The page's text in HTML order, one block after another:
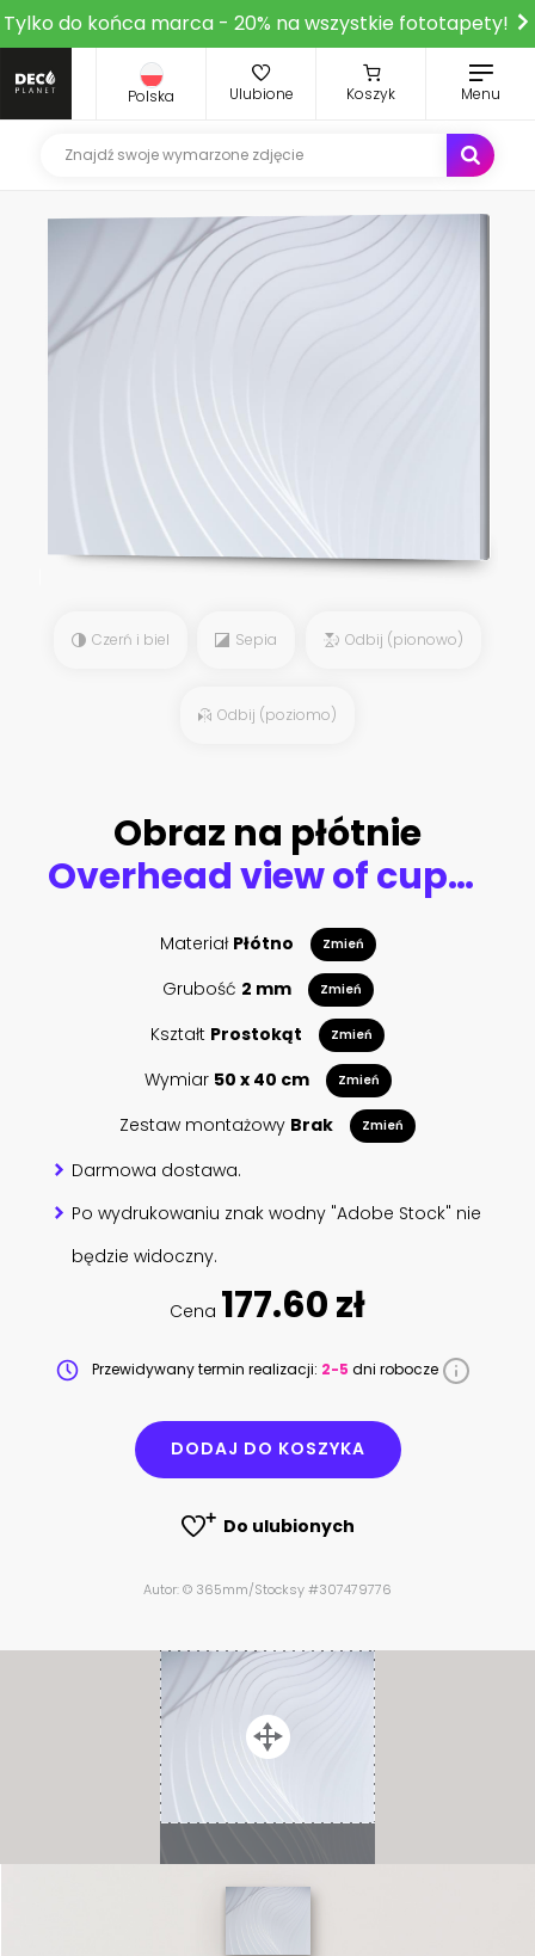
Tylko do końca marca - 20% na wszystkie fototapety!
Polska Ulubione Koszyk Menu
Czerń i biel Sepia Odbij (pionowo)
Odbij (poziomo)
Obraz na płótnie
Overhead view of cups with black coffee
Materiał Płótno Zmień
Grubość 2 mm Zmień
Kształt Prostokąt Zmień
Wymiar 50 x 40 cm Zmień
Zestaw montażowy Brak Zmień
Darmowa dostawa.
Po wydrukowaniu znak wodny "Adobe Stock" nie
będzie widoczny.
Cena 177.60 zł
Przewidywany termin realizacji: 2-5 dni robocze
DODAJ DO KOSZYKA
Do ulubionych
Autor: © 365mm/Stocksy #307479776